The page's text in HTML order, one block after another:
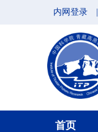
内网登录
首页